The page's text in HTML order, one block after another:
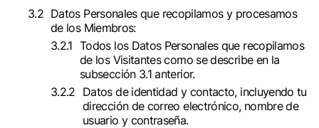
Datos Personales que recopilamos y procesamos
de los Miembros:
Todos los Datos Personales que recopilamos
de los Visitantes como se describe en la
subsección 3.1 anterior.
Datos de identidad y contacto, incluyendo tu
dirección de correo electrónico, nombre de
usuario y contraseña.